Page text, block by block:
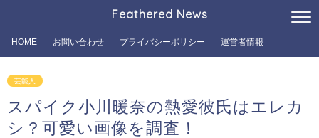
Feathered News
HOME お問い合わせ プライバシーポリシー 運営者情報
芸能人
スパイク小川暖奈の熱愛彼氏はエレカ
シ？可愛い画像を調査！